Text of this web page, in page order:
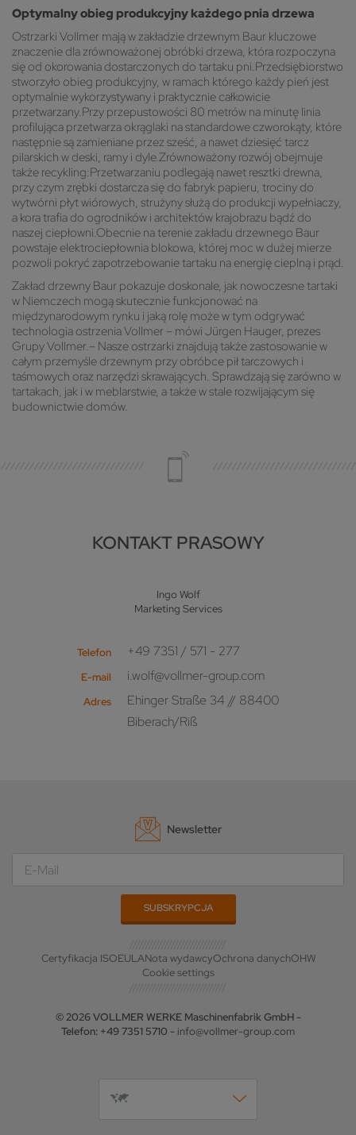
Optymalny obieg produkcyjny każdego pnia drzewa
Ostrzarki Vollmer mają w zakładzie drzewnym Baur kluczowe
znaczenie dla zrównoważonej obróbki drzewa, która rozpoczyna
się od okorowania dostarczonych do tartaku pni.Przedsiębiorstwo
stworzyło obieg produkcyjny, w ramach którego każdy pień jest
optymalnie wykorzystywany i praktycznie całkowicie
przetwarzany.Przy przepustowości 80 metrów na minutę linia
profilująca przetwarza okrąglaki na standardowe czworokąty, które
następnie są zamieniane przez sześć, a nawet dziesięć tarcz
pilarskich w deski, ramy i dyle.Zrównoważony rozwój obejmuje
także recykling:Przetwarzaniu podlegają nawet resztki drewna,
przy czym zrębki dostarcza się do fabryk papieru, trociny do
wytwórni płyt wiórowych, strużyny służą do produkcji wypełniaczy,
a kora trafia do ogrodników i architektów krajobrazu bądź do
naszej ciepłowni.Obecnie na terenie zakładu drzewnego Baur
powstaje elektrociepłownia blokowa, której moc w dużej mierze
pozwoli pokryć zapotrzebowanie tartaku na energię cieplną i prąd.
Zakład drzewny Baur pokazuje doskonale, jak nowoczesne tartaki
w Niemczech mogą skutecznie funkcjonować na
międzynarodowym rynku i jaką rolę może w tym odgrywać
technologia ostrzenia Vollmer – mówi Jürgen Hauger, prezes
Grupy Vollmer.– Nasze ostrzarki znajdują także zastosowanie w
całym przemyśle drzewnym przy obróbce pił tarczowych i
taśmowych oraz narzędzi skrawających. Sprawdzają się zarówno w
tartakach, jak i w meblarstwie, a także w stale rozwijającym się
budownictwie domów.
KONTAKT PRASOWY
Ingo Wolf
Marketing Services
Telefon +49 7351 / 571 - 277
E-mail i.wolf@vollmer-group.com
Adres
Ehinger Straße 34 // 88400
Biberach/Riß
Newsletter
Certyfikacja ISOEULANota wydawcyOchrona danychOHW
Cookie settings
© 2026 VOLLMER WERKE Maschinenfabrik GmbH -
Telefon: +49 7351 5710 - info@vollmer-group.com